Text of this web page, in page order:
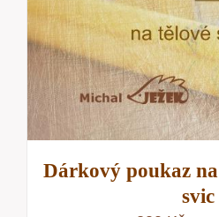
Dárkový poukaz
svic